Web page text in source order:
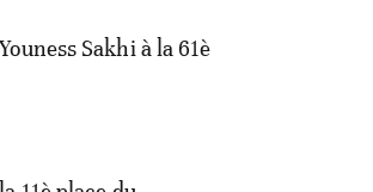
Sakhi à la 61è